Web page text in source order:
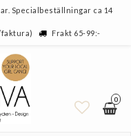
Specialbeställningar ca 14
faktura)
Frakt 65-99:-
0